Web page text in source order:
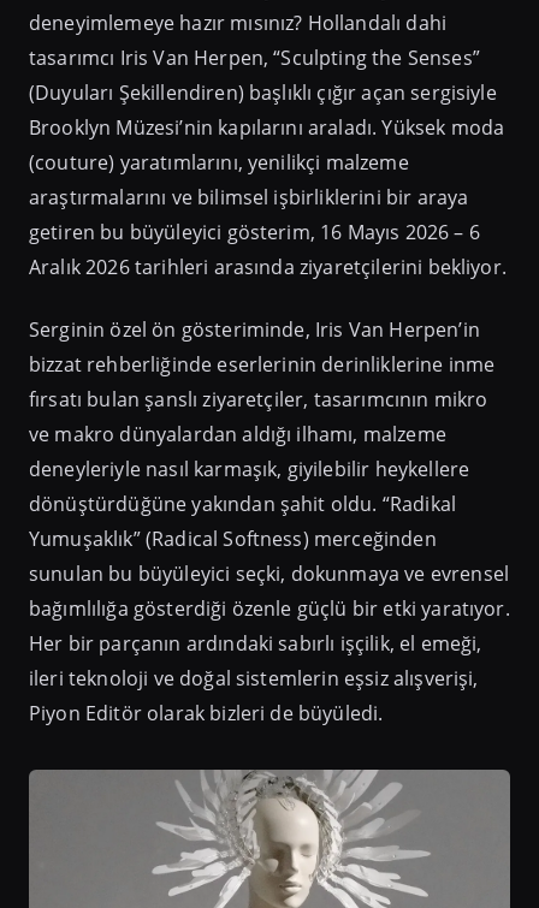
deneyimlemeye hazır mısınız? Hollandalı dahi
tasarımcı Iris Van Herpen, “Sculpting the Senses”
(Duyuları Şekillendiren) başlıklı çığır açan sergisiyle
Brooklyn Müzesi’nin kapılarını araladı. Yüksek moda
(couture) yaratımlarını, yenilikçi malzeme
araştırmalarını ve bilimsel işbirliklerini bir araya
getiren bu büyüleyici gösterim, 16 Mayıs 2026 – 6
Aralık 2026 tarihleri arasında ziyaretçilerini bekliyor.
Serginin özel ön gösteriminde, Iris Van Herpen’in
bizzat rehberliğinde eserlerinin derinliklerine inme
fırsatı bulan şanslı ziyaretçiler, tasarımcının mikro
ve makro dünyalardan aldığı ilhamı, malzeme
deneyleriyle nasıl karmaşık, giyilebilir heykellere
dönüştürdüğüne yakından şahit oldu. “Radikal
Yumuşaklık” (Radical Softness) merceğinden
sunulan bu büyüleyici seçki, dokunmaya ve evrensel
bağımlılığa gösterdiği özenle güçlü bir etki yaratıyor.
Her bir parçanın ardındaki sabırlı işçilik, el emeği,
ileri teknoloji ve doğal sistemlerin eşsiz alışverişi,
Piyon Editör olarak bizleri de büyüledi.